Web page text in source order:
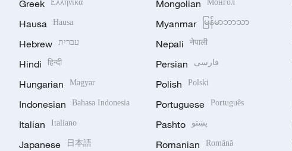
Greek Ελληνικά
Hausa Hausa
Hebrew עברית
Hindi हिन्दी
Hungarian Magyar
Indonesian Bahasa Indonesia
Italian Italiano
Japanese 日本語
Mongolian Монгол
Myanmar မြန်မာဘာသာ
Nepali नेपाली
Persian فارسی
Polish Polski
Portuguese Português
Pashto پښتو
Romanian Română